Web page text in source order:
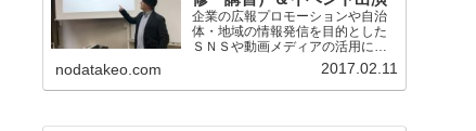
企業の広報プロモーションや自治
体・地域の情報発信を目的とした
ＳＮＳや動画メディアの活用に関
するセミナー・講演・研修・講習
nodatakeo.com 2017.02.11